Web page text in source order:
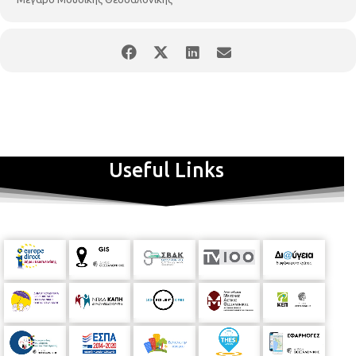
Johann Strauss Ensemble
Μουσική διεύθυνση, βιολί
Useful Links